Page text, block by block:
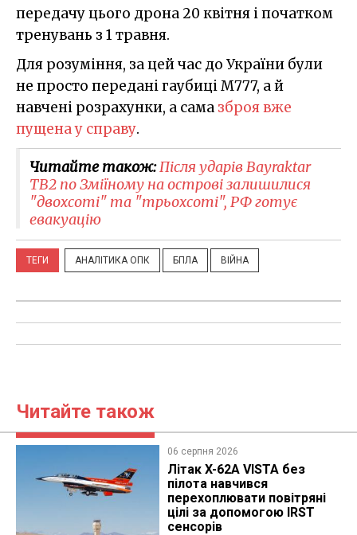
передачу цього дрона 20 квітня і початком
тренувань з 1 травня.
Для розуміння, за цей час до України були
не просто передані гаубиці M777, а й
навчені розрахунки, а сама зброя вже
пущена у справу.
Читайте також:Після ударів Bayraktar
TB2 по Зміїному на острові залишилися
"двохсоті" та "трьохсоті", РФ готує
евакуацію
ТЕГИ АНАЛІТИКА ОПК БПЛА ВІЙНА
Читайте також
06 серпня 2026
Літак X-62A VISTA без
пілота навчився
перехоплювати повітряні
цілі за допомогою IRST
сенсорів